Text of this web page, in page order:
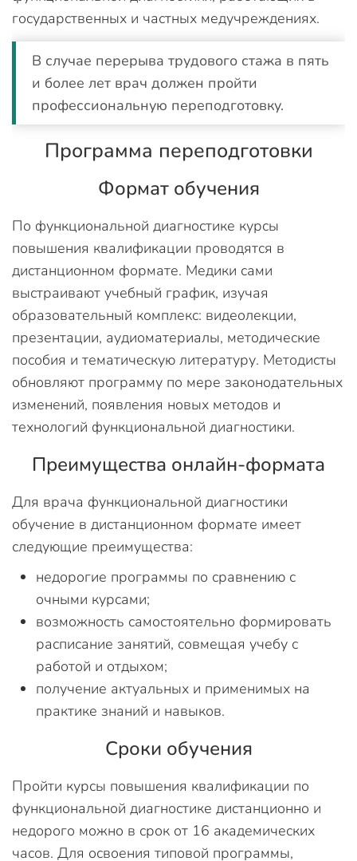
государственных и частных медучреждениях.
В случае перерыва трудового стажа в пять
и более лет врач должен пройти
профессиональную переподготовку.
Программа переподготовки
Формат обучения
По функциональной диагностике курсы
повышения квалификации проводятся в
дистанционном формате. Медики сами
выстраивают учебный график, изучая
образовательный комплекс: видеолекции,
презентации, аудиоматериалы, методические
пособия и тематическую литературу. Методисты
обновляют программу по мере законодательных
изменений, появления новых методов и
технологий функциональной диагностики.
Преимущества онлайн-формата
Для врача функциональной диагностики
обучение в дистанционном формате имеет
следующие преимущества:
недорогие программы по сравнению с
очными курсами;
возможность самостоятельно формировать
расписание занятий, совмещая учебу с
работой и отдыхом;
получение актуальных и применимых на
практике знаний и навыков.
Сроки обучения
Пройти курсы повышения квалификации по
функциональной диагностике дистанционно и
недорого можно в срок от 16 академических
часов. Для освоения типовой программы,